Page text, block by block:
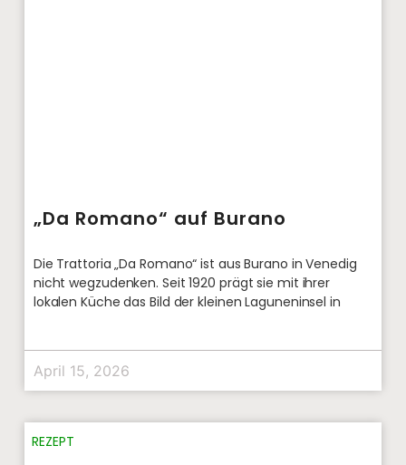
„Da Romano“ auf Burano
Die Trattoria „Da Romano“ ist aus Burano in Venedig
nicht wegzudenken. Seit 1920 prägt sie mit ihrer
lokalen Küche das Bild der kleinen Laguneninsel in
April 15, 2026
REZEPT